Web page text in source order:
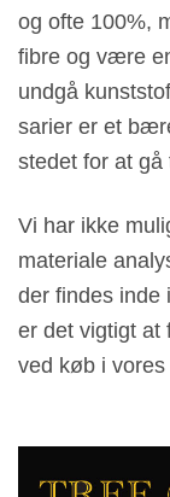
og ofte 100%,
fibre og være
undgå
sarier er et
stedet for at gå
Vi har ikke
materiale
der findes inde
er det vigtigt at
ved køb i